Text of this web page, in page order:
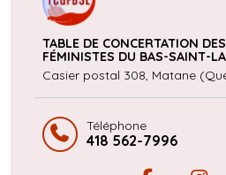
TABLE DE CONCERTATION
FÉMINISTES DU BAS-SAINT-
Casier postal 308, Matane
Téléphone
418 562-7996